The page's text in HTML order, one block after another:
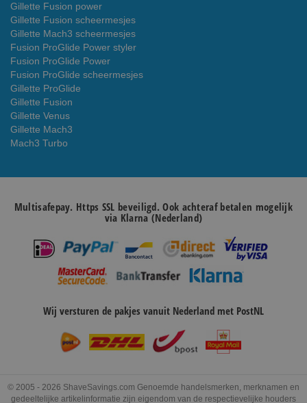
Gillette Fusion power
Gillette Fusion scheermesjes
Gillette Mach3 scheermesjes
Fusion ProGlide Power styler
Fusion ProGlide Power
Fusion ProGlide scheermesjes
Gillette ProGlide
Gillette Fusion
Gillette Venus
Gillette Mach3
Mach3 Turbo
Multisafepay. Https SSL beveiligd. Ook achteraf betalen mogelijk
via Klarna (Nederland)
Wij versturen de pakjes vanuit Nederland met PostNL
© 2005 - 2026 ShaveSavings.com Genoemde handelsmerken, merknamen en
gedeeltelijke artikelinformatie zijn eigendom van de respectievelijke houders